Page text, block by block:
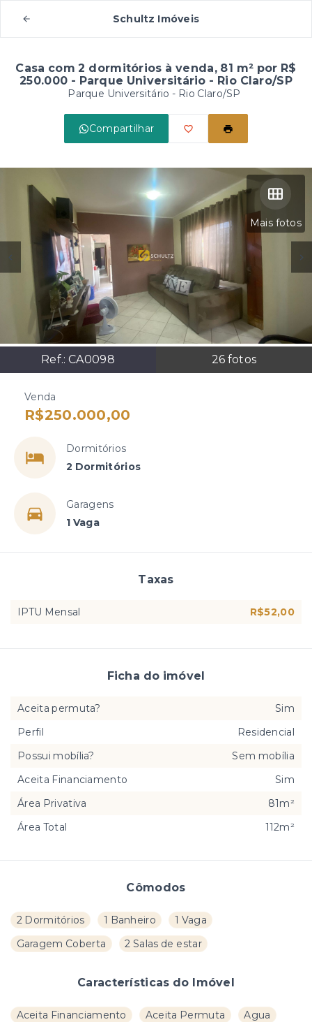
Schultz Imóveis
Casa com 2 dormitórios à venda, 81 m² por R$
250.000 - Parque Universitário - Rio Claro/SP
Parque Universitário - Rio Claro/SP
Compartilhar
Mais fotos
Ref.:CA0098 26 fotos
Venda
R$250.000,00
Dormitórios
2 Dormitórios
Garagens
1 Vaga
Cômodos
2 Dormitórios 1 Banheiro
1 Vaga
Garagem Coberta
2 Salas de estar
Características do Imóvel
Aceita Financiamento Aceita Permuta
Agua
Taxas
IPTU Mensal R$52,00
Ficha do imóvel
Aceita permuta?
Sim
Perfil
Residencial
Possui mobília?
Sem mobília
Aceita Financiamento
Sim
Área Privativa
81m²
Área Total
112m²